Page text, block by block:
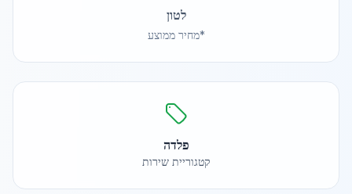
לטון
*מחיר ממוצע
פלדה
קטגוריית שירות